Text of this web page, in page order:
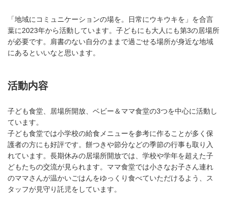
「地域にコミュニケーションの場を。日常にウキウキを」を合言
葉に2023年から活動しています。子どもにも大人にも第3の居場所
が必要です。肩書のない自分のままで過ごせる場所が身近な地域
にあるといいなと思います。
活動内容
子ども食堂、居場所開放、ベビー＆ママ食堂の3つを中心に活動し
ています。
子ども食堂では小学校の給食メニューを参考に作ることが多く保
護者の方にも好評です。餅つきや節分などの季節の行事も取り入
れています。長期休みの居場所開放では、学校や学年を超えた子
どもたちの交流が見られます。ママ食堂では小さなお子さん連れ
のママさんが温かいごはんをゆっくり食べていただけるよう、ス
タッフが見守り託児をしています。